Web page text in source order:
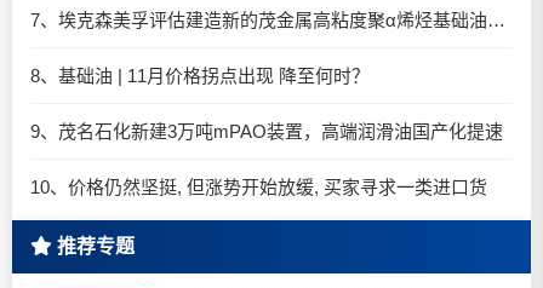
7、埃克森美孚评估建造新的茂金属高粘度聚α烯烃基础油（mHiVis PAO）装置
8、基础油 | 11月价格拐点出现 降至何时？
9、茂名石化新建3万吨mPAO装置，高端润滑油国产化提速
10、价格仍然坚挺, 但涨势开始放缓, 买家寻求一类进口货
推荐专题